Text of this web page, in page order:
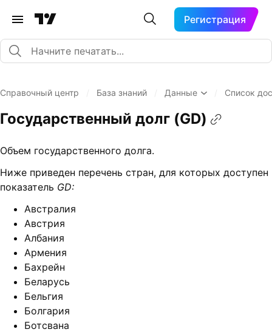
Регистрация
Справочный центр База знаний Данные Список
Государственный долг (GD)
Объем государственного долга.
Ниже приведен перечень стран, для которых доступен
показатель GD:
Австралия
Австрия
Албания
Армения
Бахрейн
Беларусь
Бельгия
Болгария
Ботсвана